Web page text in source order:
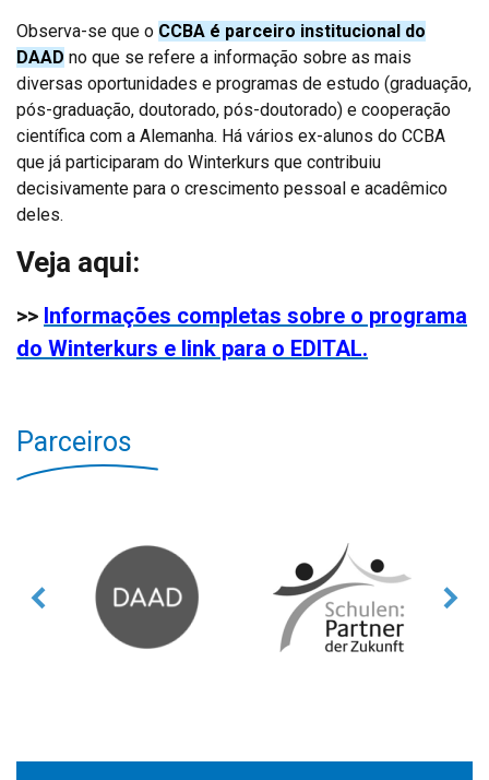
Observa-se que o CCBA é parceiro institucional do
DAAD no que se refere a informação sobre as mais
diversas oportunidades e programas de estudo (graduação,
pós-graduação, doutorado, pós-doutorado) e cooperação
científica com a Alemanha. Há vários ex-alunos do CCBA
que já participaram do Winterkurs que contribuiu
decisivamente para o crescimento pessoal e acadêmico
deles.
Veja aqui:
>> Informações completas sobre o programa
do Winterkurs e link para o EDITAL.
Parceiros